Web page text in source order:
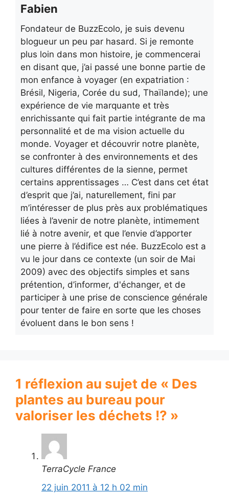
Fabien
Fondateur de BuzzEcolo, je suis devenu
blogueur un peu par hasard. Si je remonte
plus loin dans mon histoire, je commencerai
en disant que, j’ai passé une bonne partie de
mon enfance à voyager (en expatriation :
Brésil, Nigeria, Corée du sud, Thaïlande); une
expérience de vie marquante et très
enrichissante qui fait partie intégrante de ma
personnalité et de ma vision actuelle du
monde. Voyager et découvrir notre planète,
se confronter à des environnements et des
cultures différentes de la sienne, permet
certains apprentissages … C’est dans cet état
d’esprit que j’ai, naturellement, fini par
m’intéresser de plus près aux problématiques
liées à l’avenir de notre planète, intimement
lié à notre avenir, et que l’envie d’apporter
une pierre à l’édifice est née. BuzzEcolo est a
vu le jour dans ce contexte (un soir de Mai
2009) avec des objectifs simples et sans
prétention, d’informer, d'échanger, et de
participer à une prise de conscience générale
pour tenter de faire en sorte que les choses
évoluent dans le bon sens !
1 réflexion au sujet de « Des
plantes au bureau pour
valoriser les déchets !? »
TerraCycle France
22 juin 2011 à 12 h 02 min